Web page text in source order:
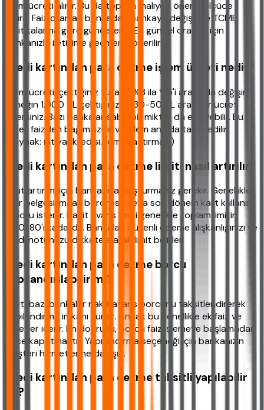
işlem ücreti alınır. Bu da toplam maliyeti önemli ölçüde
artırır. Faiz oranları bankadan bankaya değişir ve TCMB
politikalarına göre güncellenir. En güncel oranlar için
bankanızla iletişime geçmeniz önerilir.
Kredi kartından para çekme işlem ücreti nedir?
İşlem ücreti, çektiğiniz tutarın %3 ila %5'i arasında değişir.
Örneğin 1.000 TL çektiğinizde 30-50 TL arası bir ücret
ödersiniz. Bazı bankalar sabit bir miktar da ekleyebilir. Bu
ücret faizden bağımsızdır ve işlem anında tahsil edilir.
(Kaynak: ihtiyackredisi.com araştırması)
Kredi kartından para çekme limiti nasıl artırılır?
Limit artırımı için bankanıza başvurmanız gerekir. Genellikle
gelir belgesi, maaş bordrosu veya son dönem kart kullanım
raporu istenir. Nakit avans limiti genellikle toplam limitin
%50-80'i kadardır. Bankalar, düzenli ödeme alışkanlığınızı ve
kredi notunuzu dikkate alarak limit belirler.
Kredi kartından para çekme borcu
yapılandırılabilir mi?
Evet, bazı bankalar nakit avans borcunu taksitlendirerek
yapılandırma imkanı sunar. Ancak bu genellikle ek faiz ve
ücretler içerir. En doğrusu, borcu faiz işlemeye başlamadan
önce kapatmaktır. Yapılandırma seçeneği için bankanızın
müşteri hizmetlerine danışın.
Kredi kartından para çekme taksitli yapılabilir
mi?